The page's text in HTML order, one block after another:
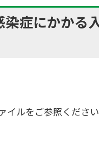
症にかかる
ルをご参照ください